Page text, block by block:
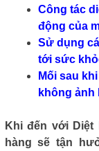
Công tác
động của
Sử dụng
tới sức
Mối sau
không
Khi đến với Diệt
hàng sẽ tận